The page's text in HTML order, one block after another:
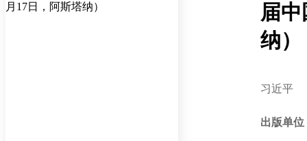
届
纳）
习近平
出版单位